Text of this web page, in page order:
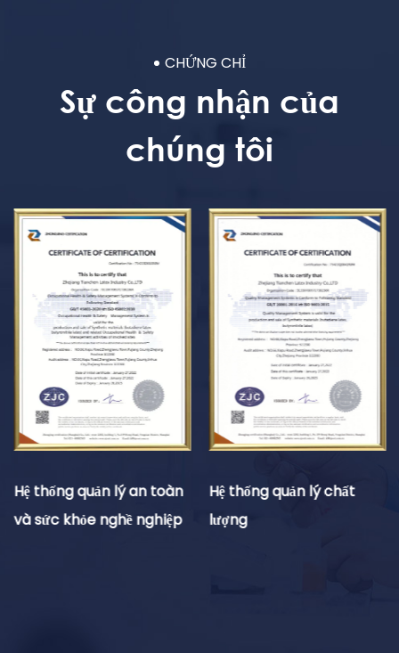
CHỨNG CHỈ
Sự công nhận của
chúng tôi
Hệ thống quản lý an toàn
và sức khỏe nghề nghiệp
Hệ thống quản lý chất
lượng